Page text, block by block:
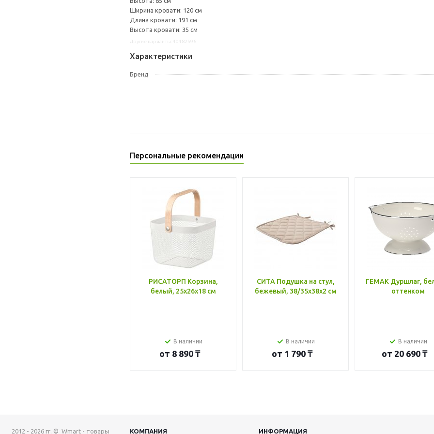
Ширина кровати: 120 см
Длина кровати: 191 см
Высота кровати: 35 см
Характеристики
Бренд
Персональные рекомендации
РИСАТОРП Корзина,
белый, 25x26x18 см
В наличии
от 8 890 ₸
СИТА Подушка на стул,
бежевый, 38/35x38x2 см
В наличии
от 1 790 ₸
ГЕМАК Дуршлаг,
оттенком
В наличии
от 20 690 ₸
2012 - 2026 гг. © Wmart - товары КОМПАНИЯ ИНФОРМАЦИЯ